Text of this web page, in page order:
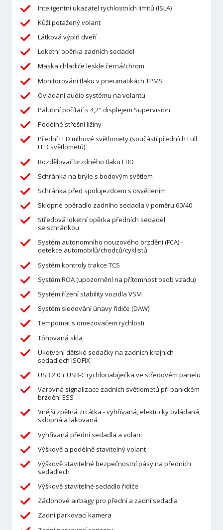
Inteligentní ukazatel rychlostních limitů (ISLA)
Kůží potažený volant
Látková výplň dveří
Loketní opěrka zadních sedadel
Maska chladiče leskle černá/chrom
Monitorování tlaku v pneumatikách TPMS
Ovládání audio systému na volantu
Palubní počítač s 4,2" displejem Supervision
Podélné střešní ližiny
Přední LED mlhové světlomety (součástí předních Full
LED světlometů)
Rozdělovač brzdného tlaku EBD
Schránka na brýle s bodovým světlem
Schránka před spolujezdcem s osvětlením
Sklopné opěradlo zadního sedadla v poměru 60/40
Středová loketní opěrka předních sedadel
se schránkou
Systém autonomního nouzového brzdění (FCA) -
detekce automobilů/chodců/cyklistů
Systém kontroly trakce TCS
Systém ROA (upozornění na přítomnost osob vzadu)
Systém řízení stability vozidla VSM
Systém sledování únavy řidiče (DAW)
Tempomat s omezovačem rychlosti
Tónovaná skla
Ukotvení dětské sedačky na zadních krajních
sedadlech ISOFIX
USB 2.0 + USB-C rychlonabíječka ve středovém panelu
Varovná signalizace zadních světlometů při panickém
brzdění ESS
Vnější zpětná zrcátka - vyhřívaná, elektricky ovládaná,
sklopná a lakovaná
Vyhřívaná přední sedadla a volant
Výškově a podélně stavitelný volant
Výškově stavitelné bezpečnostní pásy na předních
sedadlech
Výškově stavitelné sedadlo řidiče
Záclonové airbagy pro přední a zadní sedadla
Zadní parkovací kamera